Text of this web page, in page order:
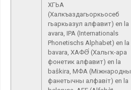
ХГЬА
(Халкъаздагьоркьосеб
гьаркьазул алфавит) en la
avara, IPA (Internationals
Phonetischs Alphabet) en la
bavara, ХАФӘ́ (Халыҡ-ара
фонетик алфавит) en la
baŝkira, МФА (Міжнародны
фанетычны алфавіт) en la